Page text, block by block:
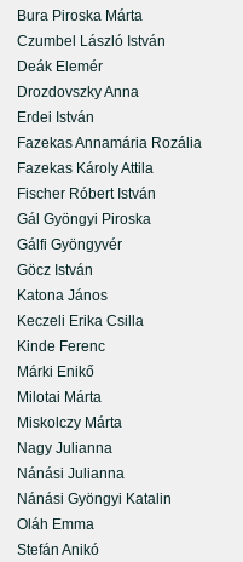
Bura Piroska Márta
Czumbel László István
Deák Elemér
Drozdovszky Anna
Erdei István
Fazekas Annamária Rozália
Fazekas Károly Attila
Fischer Róbert István
Gál Gyöngyi Piroska
Gálfi Gyöngyvér
Göcz István
Katona János
Keczeli Erika Csilla
Kinde Ferenc
Márki Enikő
Milotai Márta
Miskolczy Márta
Nagy Julianna
Nánási Julianna
Nánási Gyöngyi Katalin
Oláh Emma
Stefán Anikó